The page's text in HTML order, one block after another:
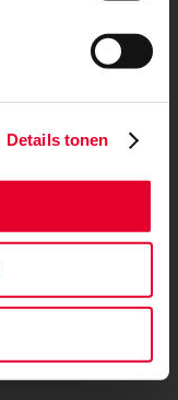
Details tonen